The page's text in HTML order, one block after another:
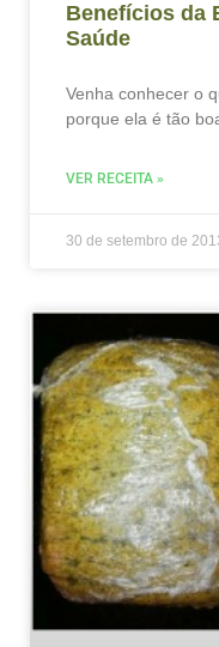
Benefícios da
Saúde
Venha conhecer o
porque ela é tão
VER RECEITA »
30 de setembro de